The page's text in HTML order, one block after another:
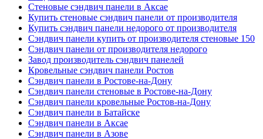
Стеновые сэндвич панели в Аксае
Купить стеновые сэндвич панели от производителя
Купить сэндвич панели недорого от производителя
Сэндвич панели купить от производителя стеновые 150
Сэндвич панели от производителя недорого
Завод производитель сэндвич панелей
Кровельные сэндвич панели Ростов
Сэндвич панели в Ростове-на-Дону
Сэндвич панели стеновые в Ростове-на-Дону
Сэндвич панели кровельные Ростов-на-Дону
Сэндвич панели в Батайске
Сэндвич панели в Аксае
Сэндвич панели в Азове